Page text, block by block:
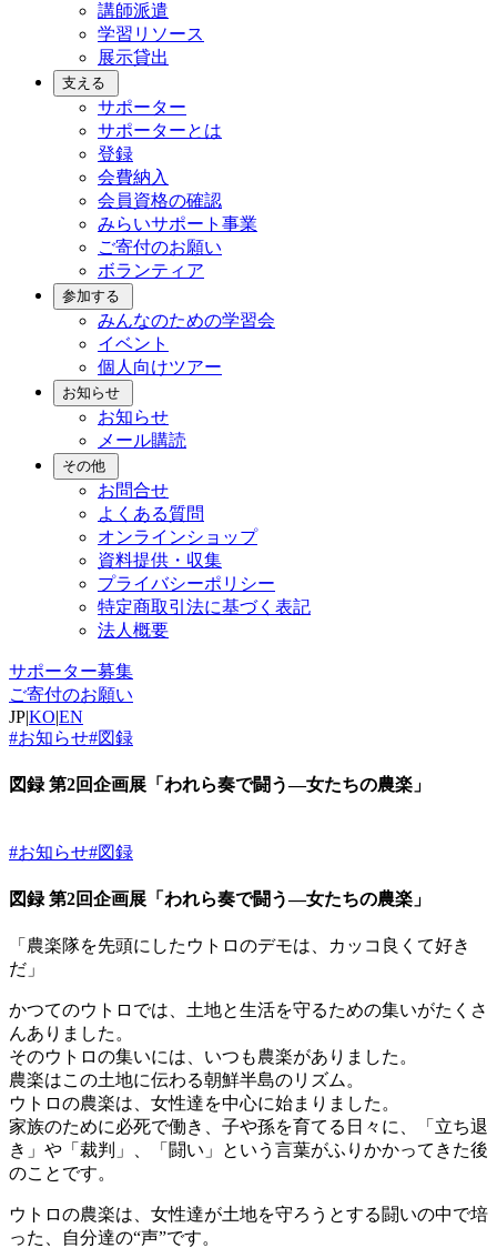
講師派遣
学習リソース
展示貸出
支える
サポーター
サポーターとは
登録
会費納入
会員資格の確認
みらいサポート事業
ご寄付のお願い
ボランティア
参加する
みんなのための学習会
イベント
個人向けツアー
お知らせ
お知らせ
メール購読
その他
お問合せ
よくある質問
オンラインショップ
資料提供・収集
プライバシーポリシー
特定商取引法に基づく表記
法人概要
サポーター募集
ご寄付のお願い
JP|KO|EN
#お知らせ#図録
図録 第2回企画展「われら奏で闘う―女たちの農楽」
#お知らせ#図録
図録 第2回企画展「われら奏で闘う―女たちの農楽」
「農楽隊を先頭にしたウトロのデモは、カッコ良くて好き
だ」
かつてのウトロでは、土地と生活を守るための集いがたくさ
んありました。
そのウトロの集いには、いつも農楽がありました。
農楽はこの土地に伝わる朝鮮半島のリズム。
ウトロの農楽は、女性達を中心に始まりました。
家族のために必死で働き、子や孫を育てる日々に、「立ち退
き」や「裁判」、「闘い」という言葉がふりかかってきた後
のことです。
ウトロの農楽は、女性達が土地を守ろうとする闘いの中で培
った、自分達の“声”です。